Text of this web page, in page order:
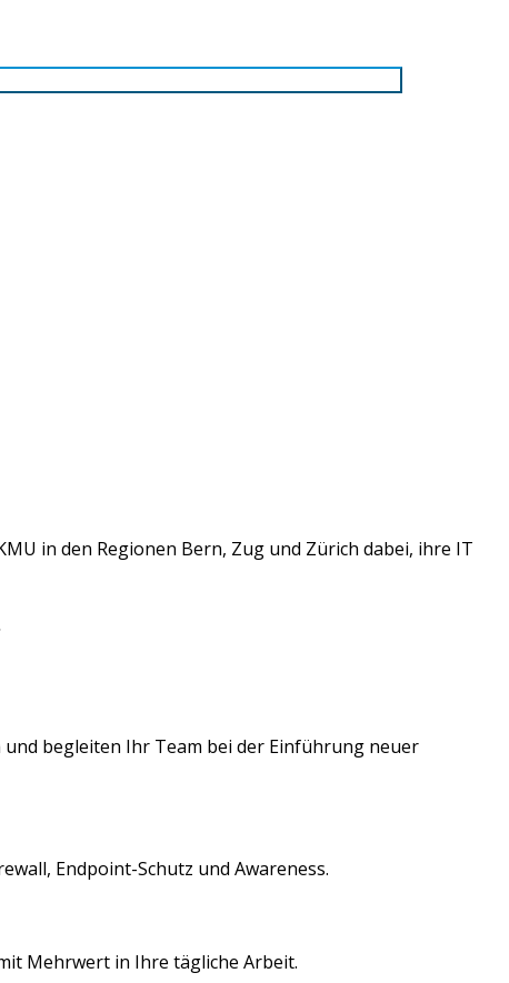
in den Regionen Bern, Zug und Zürich dabei, ihre IT
begleiten Ihr Team bei der Einführung neuer
Endpoint-Schutz und Awareness.
Mehrwert in Ihre tägliche Arbeit.